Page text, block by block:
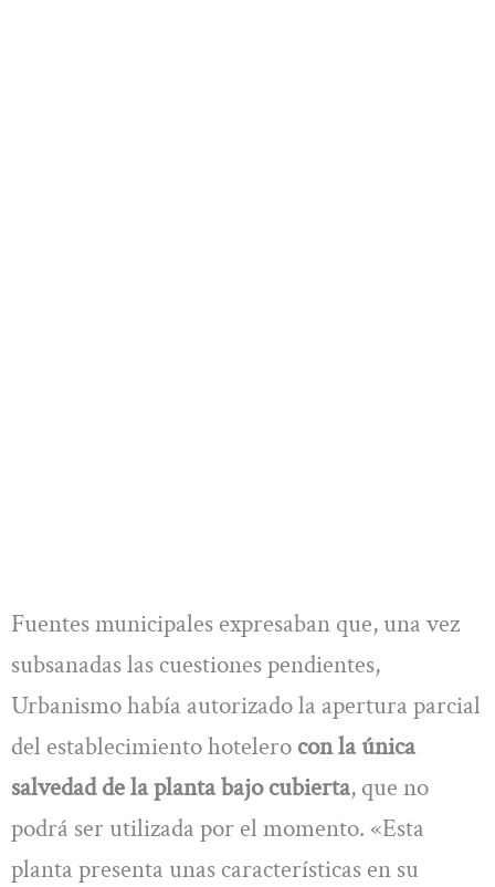
Fuentes municipales expresaban que, una vez
subsanadas las cuestiones pendientes,
Urbanismo había autorizado la apertura parcial
del establecimiento hotelero con la única
salvedad de la planta bajo cubierta, que no
podrá ser utilizada por el momento. «Esta
planta presenta unas características en su